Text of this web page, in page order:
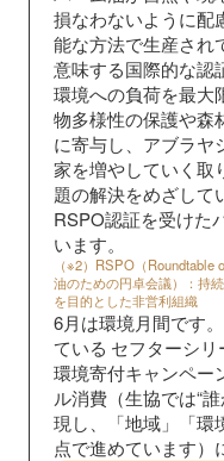
損なわないように配
能な方法で生産され
意味する国際的な認
環境への負荷を最大
物多様性の保護や森
に寄与し、アブラヤ
家を増やしていく取
題の解決をめざして
RSPO認証を受けた
います。
（※2）RSPO（
油のための円卓会議）：持
を目的とした非営利組織
6月は環境月間です
ている セフターシ
環境寄付キャンペー
ル消費（生協では“
現し、「地域」「環
点で進めています）